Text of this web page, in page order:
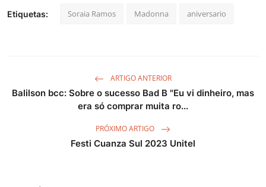
Etiquetas: Soraia Ramos Madonna aniversario
ARTIGO ANTERIOR
Balilson bcc: Sobre o sucesso Bad B "Eu vi dinheiro, mas
era só comprar muita ro...
PRÓXIMO ARTIGO
Festi Cuanza Sul 2023 Unitel